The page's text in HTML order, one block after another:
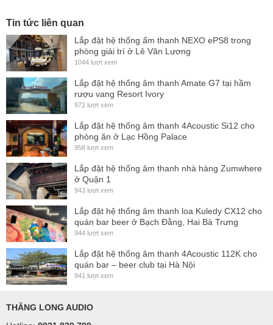
Tin tức liên quan
Lắp đặt hệ thống ấm thanh NEXO ePS8 trong
phòng giải trí ở Lê Văn Lương
1044 lượt xem
Lắp đặt hệ thống âm thanh Amate G7 tại hầm
rượu vang Resort Ivory
972 lượt xem
Lắp đặt hệ thống âm thanh 4Acoustic Si12 cho
phòng ăn ở Lạc Hồng Palace
958 lượt xem
Lắp đặt hệ thống âm thanh nhà hàng Zumwhere
ở Quận 1
943 lượt xem
Lắp đặt hệ thống âm thanh loa Kuledy CX12 cho
quán bar beer ở Bạch Đằng, Hai Bà Trưng
944 lượt xem
Lắp đặt hệ thống âm thanh 4Acoustic 112K cho
quán bar – beer club tại Hà Nội
941 lượt xem
THĂNG LONG AUDIO